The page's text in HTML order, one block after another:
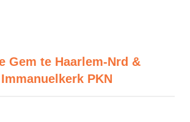
Gem te Haarlem-Nrd &
PKN